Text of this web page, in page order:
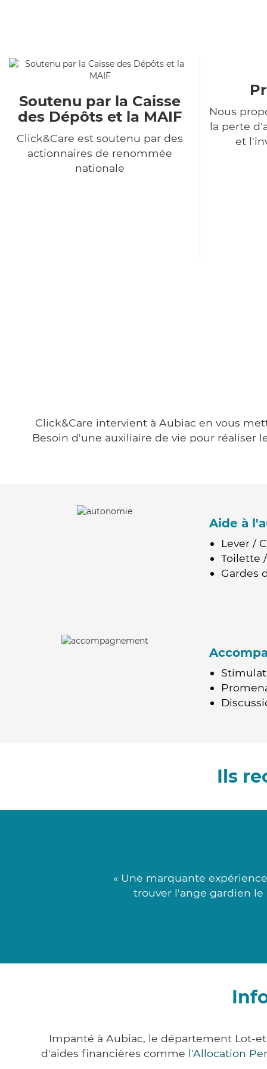
Soutenu par la Caisse
des Dépôts et la MAIF
Click&Care est soutenu par des
actionnaires de renommée
nationale
Nous
la perte
et
Click&Care intervient à Aubiac en vous
Besoin d'une auxiliaire de vie pour réaliser
Aide à
Lever /
Toilette
Gardes
Ils
« Une marquante
trouver l'ange gardien
Impanté à Aubiac, le département Lot-
d'aides financières comme l'Allocation